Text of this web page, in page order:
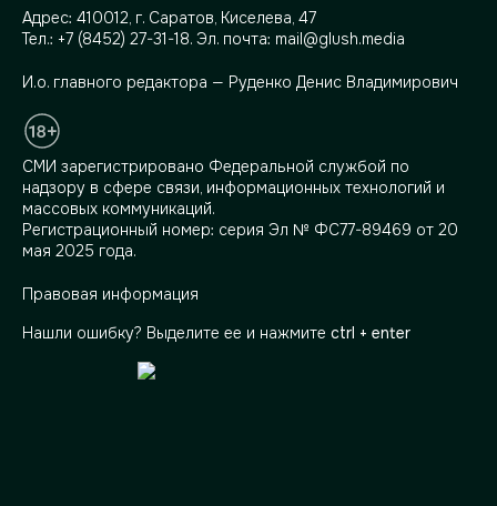
Адрес: 410012, г. Саратов, Киселева, 47
Тел.: +7 (8452) 27-31-18. Эл. почта: mail@glush.media
И.о. главного редактора — Руденко Денис Владимирович
СМИ зарегистрировано Федеральной службой по
надзору в сфере связи, информационных технологий и
массовых коммуникаций.
Регистрационный номер: серия Эл № ФС77-89469 от 20
мая 2025 года.
Правовая информация
Нашли ошибку? Выделите ее и нажмите ctrl + enter